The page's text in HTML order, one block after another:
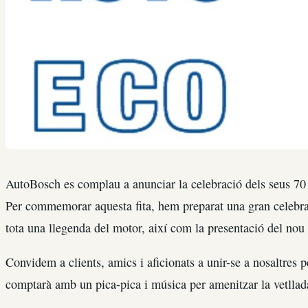
AutoBosch es complau a anunciar la celebració dels seus
Per commemorar aquesta fita, hem preparat una gran
tota una llegenda del motor, així com la presentació del
Convidem a clients, amics i aficionats a unir-se a nosaltres
comptarà amb un pica-pica i música per amenitzar la